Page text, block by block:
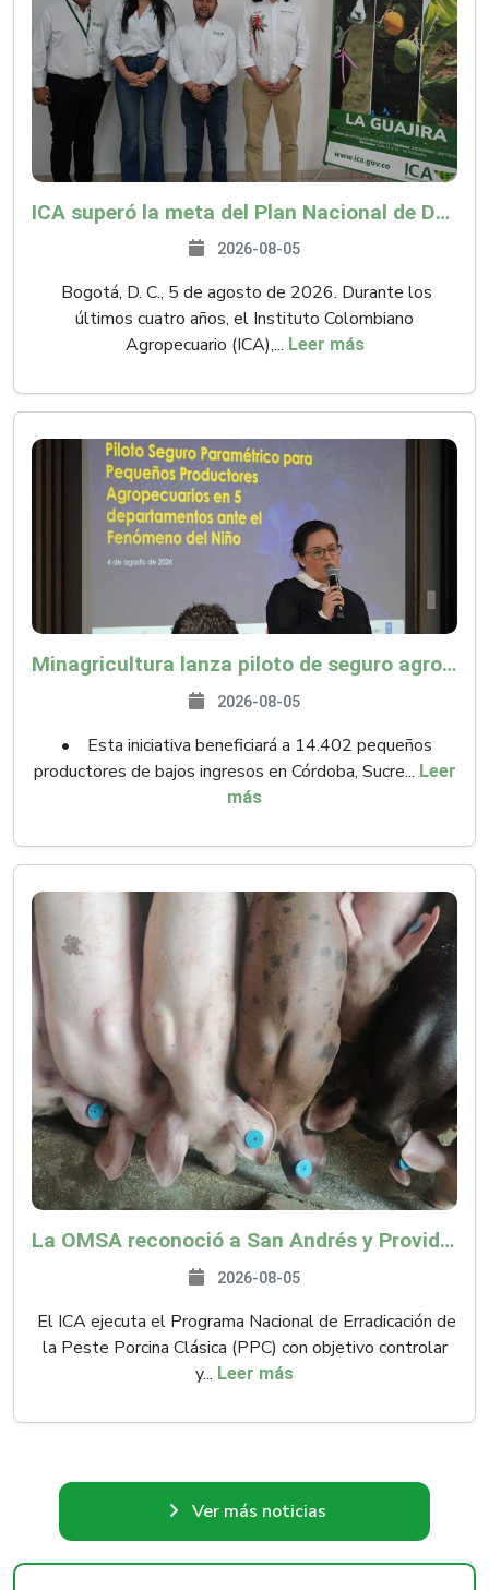
ICA superó la meta del Plan Nacional de Desarrollo y abrió 61 mercados internacionales
2026-08-05
Bogotá, D. C., 5 de agosto de 2026. Durante los
últimos cuatro años, el Instituto Colombiano
Agropecuario (ICA),... Leer más
Minagricultura lanza piloto de seguro agropecuario por $9.625 millones para proteger a más de 14.000 pequeños productores contra riesgos del Fenómeno de El Niño
2026-08-05
• Esta iniciativa beneficiará a 14.402 pequeños
productores de bajos ingresos en Córdoba, Sucre... Leer
más
La OMSA reconoció a San Andrés y Providencia como zona libre de Peste Porcina Clásica (PPC)
2026-08-05
El ICA ejecuta el Programa Nacional de Erradicación de
la Peste Porcina Clásica (PPC) con objetivo controlar
y... Leer más
Ver más noticias